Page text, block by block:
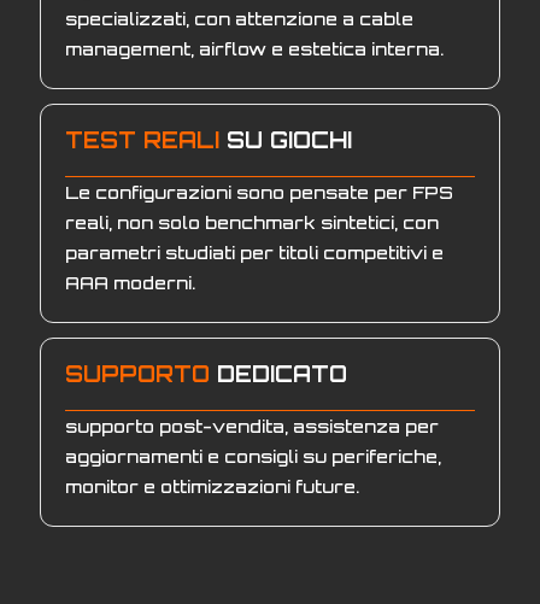
specializzati, con attenzione a cable
management, airflow e estetica interna.
TEST REALI SU GIOCHI
Le configurazioni sono pensate per FPS
reali, non solo benchmark sintetici, con
parametri studiati per titoli competitivi e
AAA moderni.
SUPPORTO DEDICATO
supporto post-vendita, assistenza per
aggiornamenti e consigli su periferiche,
monitor e ottimizzazioni future.